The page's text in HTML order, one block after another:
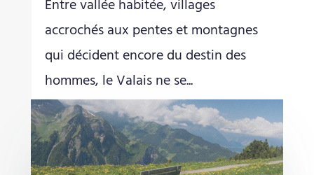
Entre vallée habitée, villages
accrochés aux pentes et montagnes
qui décident encore du destin des
hommes, le Valais ne se...